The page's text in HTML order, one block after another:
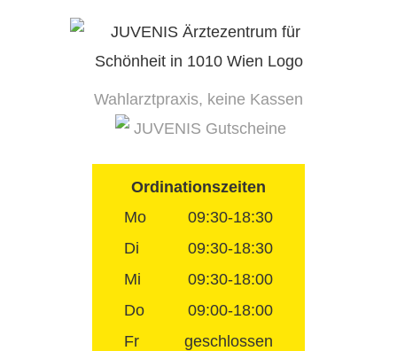
Ordinationszeiten
Mo
09:30-18:30
Di
09:30-18:30
Mi
09:30-18:00
Do
09:00-18:00
Fr
geschlossen
Wahlarztpraxis, keine Kassen
JUVENIS Gutscheine